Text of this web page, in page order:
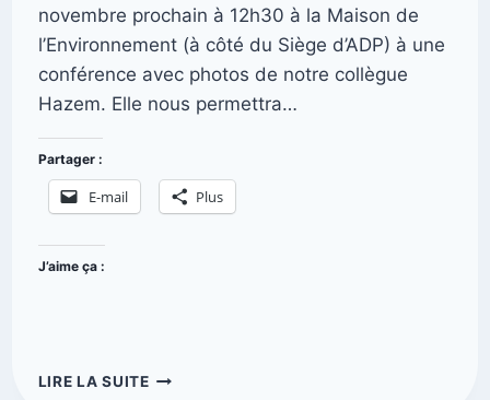
novembre prochain à 12h30 à la Maison de
l’Environnement (à côté du Siège d’ADP) à une
conférence avec photos de notre collègue
Hazem. Elle nous permettra…
Partager :
E-mail Plus
J’aime ça :
LIRE LA SUITE